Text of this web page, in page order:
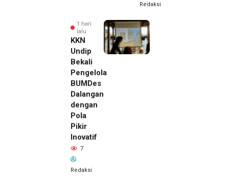
Redaksi
1 hari
lalu
KKN
Undip
Bekali
Pengelola
BUMDes
Dalangan
dengan
Pola
Pikir
Inovatif
7
Redaksi
1 hari lalu
Pemilik
Royal
Phone